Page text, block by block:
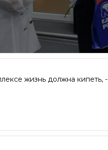
жизнь должна кипеть, -